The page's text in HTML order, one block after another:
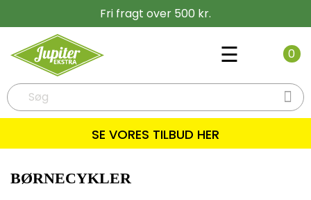
Fri fragt over 500 kr.
Toggle
☰

0
SE VORES TILBUD HER
BØRNECYKLER